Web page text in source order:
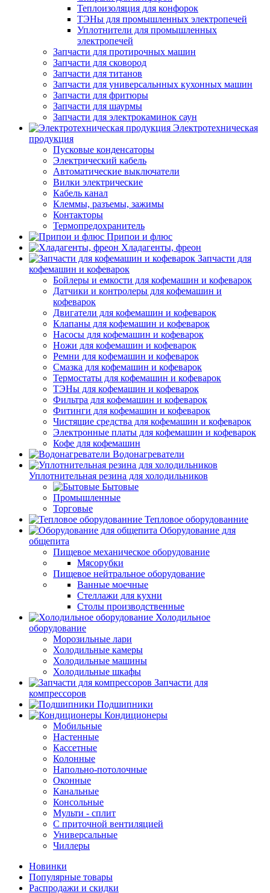
Теплоизоляция для конфорок
ТЭНы для промышленных электропечей
Уплотнители для промышленных
электропечей
Запчасти для протирочных машин
Запчасти для сковород
Запчасти для титанов
Запчасти для универсальнных кухонных машин
Запчасти для фритюры
Запчасти для шаурмы
Запчасти для электрокаминок саун
Электротехническая
продукция
Пусковые конденсаторы
Электрический кабель
Автоматические выключатели
Вилки электрические
Кабель канал
Клеммы, разъемы, зажимы
Контакторы
Термопредохранитель
Припои и флюс
Хладагенты, фреон
Запчасти для
кофемашин и кофеварок
Бойлеры и емкости для кофемашин и кофеварок
Датчики и контролеры для кофемашин и
кофеварок
Двигатели для кофемашин и кофеварок
Клапаны для кофемашин и кофеварок
Насосы для кофемашин и кофеварок
Ножи для кофемашин и кофеварок
Ремни для кофемашин и кофеварок
Смазка для кофемашин и кофеварок
Термостаты для кофемашин и кофеварок
ТЭНы для кофемашин и кофеварок
Фильтра для кофемашин и кофеварок
Фитинги для кофемашин и кофеварок
Чистящие средства для кофемашин и кофеварок
Электронные платы для кофемашин и кофеварок
Кофе для кофемашин
Водонагреватели
Уплотнительная резина для холодильников
Бытовые
Промышленные
Торговые
Тепловое оборудованние
Оборудование для
общепита
Пищевое механическое оборудование
Мясорубки
Пищевое нейтральное оборудование
Ванные моечные
Стеллажи для кухни
Столы производственные
Холодильное
оборудование
Морозильные лари
Холодильные камеры
Холодильные машины
Холодильные шкафы
Запчасти для
компрессоров
Подшипники
Кондиционеры
Мобильные
Настенные
Кассетные
Колонные
Напольно-потолочные
Оконные
Канальные
Консольные
Мульти - сплит
С приточной вентиляцией
Универсальные
Чиллеры
Новинки
Популярные товары
Распродажи и скидки